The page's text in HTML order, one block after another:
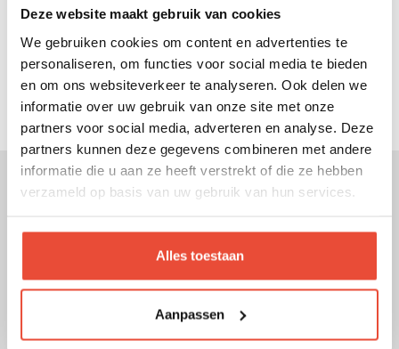
Deze website maakt gebruik van cookies
We gebruiken cookies om content en advertenties te
personaliseren, om functies voor social media te bieden
en om ons websiteverkeer te analyseren. Ook delen we
informatie over uw gebruik van onze site met onze
partners voor social media, adverteren en analyse. Deze
partners kunnen deze gegevens combineren met andere
informatie die u aan ze heeft verstrekt of die ze hebben
verzameld op basis van uw gebruik van hun services.
Alles toestaan
Aanpassen
Protection des données personnelles
Paiement sécurisé
Enlèvement gratuit dans notre entrepôt
La couverture Pericles toute douce pour berceau
pour lui apporter réconfort et chaleur. Facilement
transportable, elle pourra également le suivre
dans ses différentes aventures, et sera toujours